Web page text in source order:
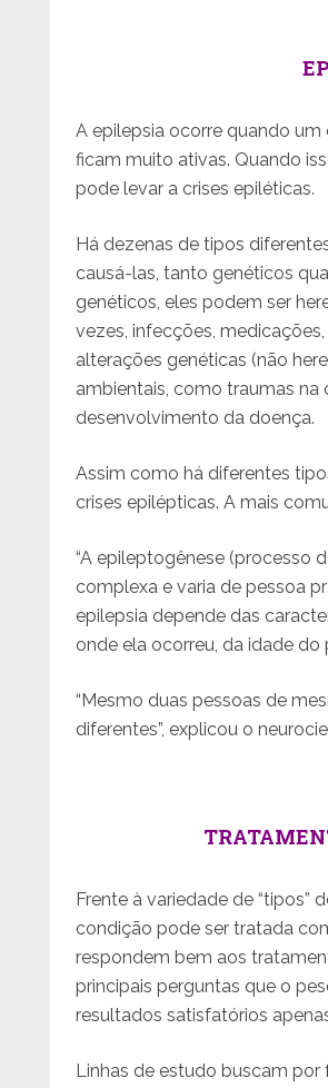
A epilepsia ocorre quando
ficam muito ativas. Quando
pode levar a crises epiléticas.
Há dezenas de tipos
causá-las, tanto genéticos
genéticos, eles podem ser
vezes, infecções,
alterações genéticas (não
ambientais, como traumas
desenvolvimento da doença.
Assim como há diferentes
crises epilépticas. A mais
“A epileptogênese (processo
complexa e varia de pessoa
epilepsia depende das
onde ela ocorreu, da idade do
“Mesmo duas pessoas de
diferentes”, explicou o
Frente à variedade de “tipos”
condição pode ser tratada
respondem bem aos
principais perguntas que o
resultados satisfatórios
Linhas de estudo buscam por